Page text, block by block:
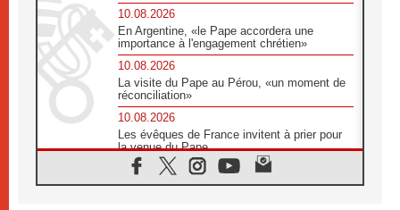
10.08.2026
En Argentine, «le Pape accordera une
importance à l'engagement chrétien»
10.08.2026
La visite du Pape au Pérou, «un moment de
réconciliation»
10.08.2026
Les évêques de France invitent à prier pour
la venue du Pape
10.08.2026
Création d'un réseau des médias catholiques